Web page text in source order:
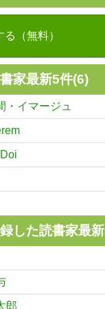
（無料）
家最新5件(6)
・イマージュ
した読書家最
郎